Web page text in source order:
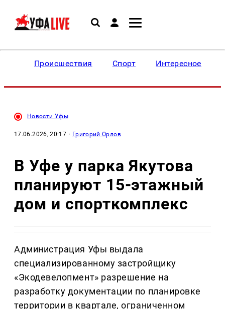
Происшествия Спорт Интересное
Новости Уфы
17.06.2026, 20:17 · Григорий Орлов
В Уфе у парка Якутова
планируют 15-этажный
дом и спорткомплекс
Администрация Уфы выдала
специализированному застройщику
«Экодевелопмент» разрешение на
разработку документации по планировке
территории в квартале, ограниченном